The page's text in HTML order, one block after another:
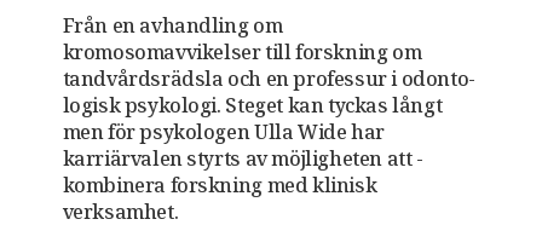
Från en avhandling om
kromosomavvikelser till ­forskning om
tandvårdsrädsla och en ­professur i ­odonto­
logisk ­psykologi. Steget kan tyckas långt
men för ­psykologen Ulla Wide har
karriärvalen styrts av möjlig­heten att ­
kombinera forskning med klinisk
verksamhet.